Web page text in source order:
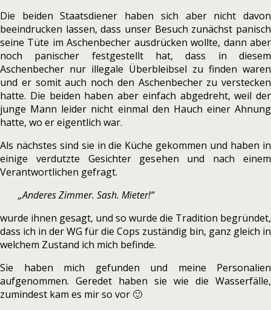
Die beiden Staatsdiener haben sich aber nicht davon
beeindrucken lassen, dass unser Besuch zunächst panisch
seine Tüte im Aschenbecher ausdrücken wollte, dann aber
noch panischer festgestellt hat, dass in diesem
Aschenbecher nur illegale Überbleibsel zu finden waren
und er somit auch noch den Aschenbecher zu verstecken
hatte. Die beiden haben aber einfach abgedreht, weil der
junge Mann leider nicht einmal den Hauch einer Ahnung
hatte, wo er eigentlich war.
Als nächstes sind sie in die Küche gekommen und haben in
einige verdutzte Gesichter gesehen und nach einem
Verantwortlichen gefragt.
„Anderes Zimmer. Sash. Mieter!“
wurde ihnen gesagt, und so wurde die Tradition begründet,
dass ich in der WG für die Cops zuständig bin, ganz gleich in
welchem Zustand ich mich befinde.
Sie haben mich gefunden und meine Personalien
aufgenommen. Geredet haben sie wie die Wasserfälle,
zumindest kam es mir so vor 🙂